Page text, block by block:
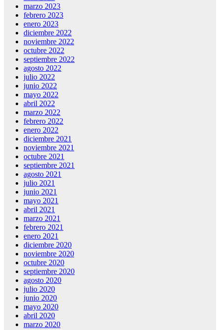
marzo 2023
febrero 2023
enero 2023
diciembre 2022
noviembre 2022
octubre 2022
septiembre 2022
agosto 2022
julio 2022
junio 2022
mayo 2022
abril 2022
marzo 2022
febrero 2022
enero 2022
diciembre 2021
noviembre 2021
octubre 2021
septiembre 2021
agosto 2021
julio 2021
junio 2021
mayo 2021
abril 2021
marzo 2021
febrero 2021
enero 2021
diciembre 2020
noviembre 2020
octubre 2020
septiembre 2020
agosto 2020
julio 2020
junio 2020
mayo 2020
abril 2020
marzo 2020